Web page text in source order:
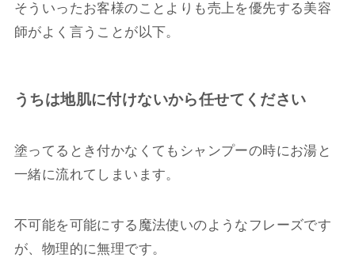
そういったお客様のことよりも売上を優先する美容
師がよく言うことが以下。
うちは地肌に付けないから任せてください
塗ってるとき付かなくてもシャンプーの時にお湯と
一緒に流れてしまいます。
不可能を可能にする魔法使いのようなフレーズです
が、物理的に無理です。